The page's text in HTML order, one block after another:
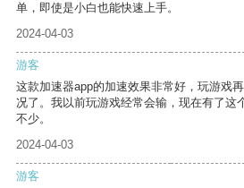
单，即使是小白也能快速上手。
2024-04-03
游客
这款加速器app的加速效果非常好，玩游戏
况了。我以前玩游戏经常会输，现在有了这
不少。
2024-04-03
游客